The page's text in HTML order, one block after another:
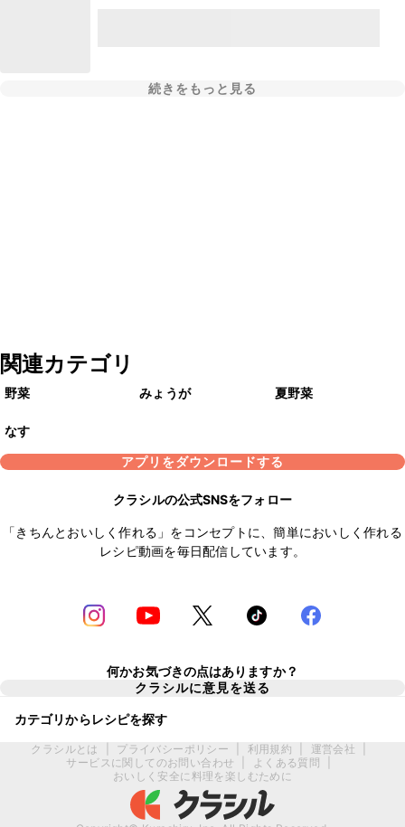
続きをもっと見る
関連カテゴリ
野菜 みょうが 夏野菜
なす
アプリをダウンロードする
クラシルの公式SNSをフォロー
「きちんとおいしく作れる」をコンセプトに、簡単においしく作れる
レシピ動画を毎日配信しています。
何かお気づきの点はありますか？
クラシルに意見を送る
カテゴリからレシピを探す
クラシルとは プライバシーポリシー 利用規約 運営会社
サービスに関してのお問い合わせ
よくある質問
おいしく安全に料理を楽しむために